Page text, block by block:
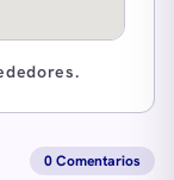
0 Comentarios